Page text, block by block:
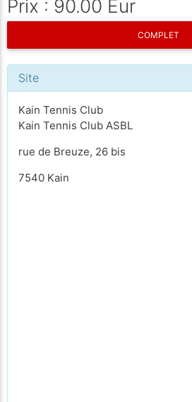
Prix : 90.00 Eur
COMPLET
Site
Kain Tennis Club
Kain Tennis Club ASBL
rue de Breuze, 26 bis
7540 Kain